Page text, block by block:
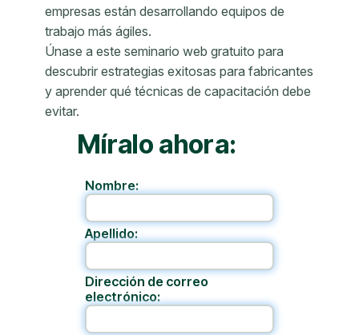
empresas están desarrollando equipos de
trabajo más ágiles.
Únase a este seminario web gratuito para
descubrir estrategias exitosas para fabricantes
y aprender qué técnicas de capacitación debe
evitar.
Míralo ahora:
Nombre:
Apellido:
Dirección de correo
electrónico: